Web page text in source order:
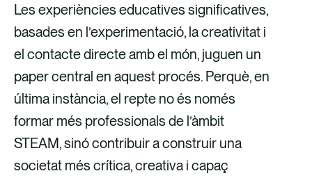
Les experiències educatives significatives,
basades en l’experimentació, la creativitat i
el contacte directe amb el món, juguen un
paper central en aquest procés. Perquè, en
última instància, el repte no és només
formar més professionals de l’àmbit
STEAM, sinó contribuir a construir una
societat més crítica, creativa i capaç